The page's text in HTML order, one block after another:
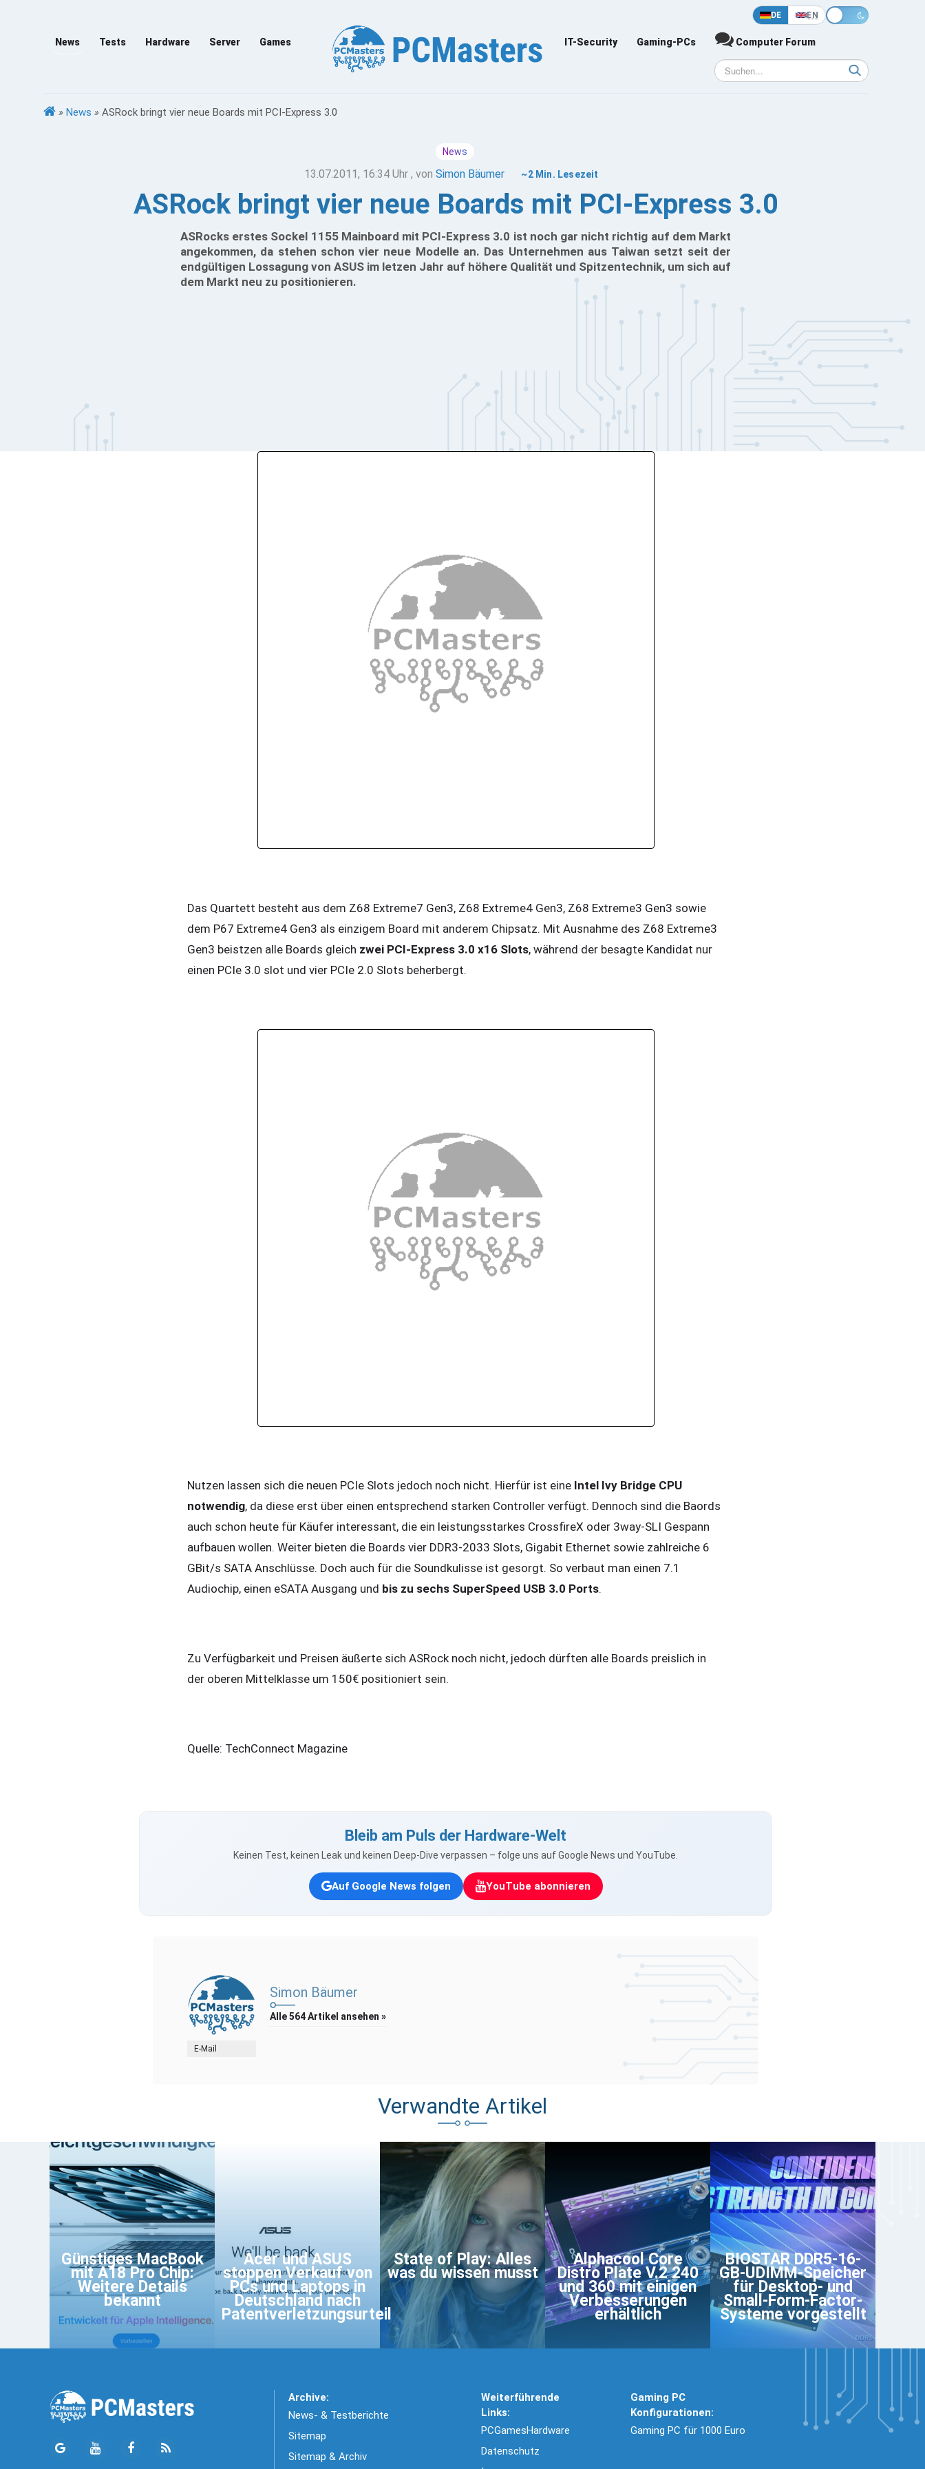
DE EN
News Tests Hardware Server Games IT-Security Gaming-PCs Computer Forum
» News » ASRock bringt vier neue Boards mit PCI-Express 3.0
News
13.07.2011, 16:34 Uhr , vonSimon Bäumer ~2 Min. Lesezeit
ASRock bringt vier neue Boards mit PCI-Express 3.0
ASRocks erstes Sockel 1155 Mainboard mit PCI-Express 3.0 ist noch gar nicht richtig auf dem Markt
angekommen, da stehen schon vier neue Modelle an. Das Unternehmen aus Taiwan setzt seit der
endgültigen Lossagung von ASUS im letzen Jahr auf höhere Qualität und Spitzentechnik, um sich auf
dem Markt neu zu positionieren.
Das Quartett besteht aus dem Z68 Extreme7 Gen3, Z68 Extreme4 Gen3, Z68 Extreme3 Gen3 sowie
dem P67 Extreme4 Gen3 als einzigem Board mit anderem Chipsatz. Mit Ausnahme des Z68 Extreme3
Gen3 beistzen alle Boards gleich zwei PCI-Express 3.0 x16 Slots, während der besagte Kandidat nur
einen PCIe 3.0 slot und vier PCIe 2.0 Slots beherbergt.
Nutzen lassen sich die neuen PCIe Slots jedoch noch nicht. Hierfür ist eine Intel Ivy Bridge CPU
notwendig, da diese erst über einen entsprechend starken Controller verfügt. Dennoch sind die Baords
auch schon heute für Käufer interessant, die ein leistungsstarkes CrossfireX oder 3way-SLI Gespann
aufbauen wollen. Weiter bieten die Boards vier DDR3-2033 Slots, Gigabit Ethernet sowie zahlreiche 6
GBit/s SATA Anschlüsse. Doch auch für die Soundkulisse ist gesorgt. So verbaut man einen 7.1
Audiochip, einen eSATA Ausgang und bis zu sechs SuperSpeed USB 3.0 Ports.
Zu Verfügbarkeit und Preisen äußerte sich ASRock noch nicht, jedoch dürften alle Boards preislich in
der oberen Mittelklasse um 150€ positioniert sein.
Quelle: TechConnect Magazine
Bleib am Puls der Hardware-Welt
Keinen Test, keinen Leak und keinen Deep-Dive verpassen – folge uns auf Google News und YouTube.
Auf Google News folgen YouTube abonnieren
E-Mail
Simon Bäumer
Alle 564 Artikel ansehen »
Verwandte Artikel
Günstiges MacBook
mit A18 Pro Chip:
Weitere Details
bekannt
Acer und ASUS
stoppen Verkauf von
PCs und Laptops in
Deutschland nach
Patentverletzungsurteil
State of Play: Alles
was du wissen musst
Alphacool Core
Distro Plate V.2 240
und 360 mit einigen
Verbesserungen
erhältlich
BIOSTAR DDR5-16-
GB-UDIMM-Speicher
für Desktop- und
Small-Form-Factor-
Systeme vorgestellt
Archive:
News- & Testberichte
Sitemap
Sitemap & Archiv
Weiterführende
Links:
PCGamesHardware
Datenschutz
Gaming PC
Konfigurationen:
Gaming PC für 1000 Euro